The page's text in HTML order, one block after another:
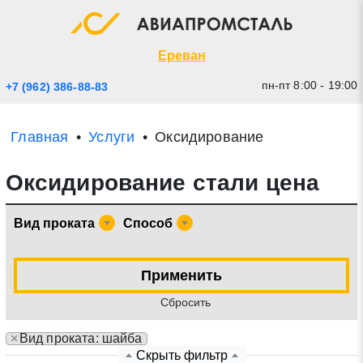
Ереван
+7 (962) 386-88-83 пн-пт 8:00 - 19:00
Главная Услуги Оксидирование
Оксидирование стали цена
Вид проката Способ
Применить
Cбросить
× Вид проката: шайба
Скрыть фильтр
Экспресс заявка
* - обязательные поля для заполнения
Прикрепить файл (до 20 mb)
Отправить заявку